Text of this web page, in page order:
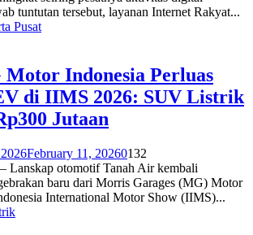
tuntutan tersebut, layanan Internet Rakyat...
Pusat
Indonesia Perluas
di IIMS 2026: SUV Listrik
Jutaan
February 11, 20260132
otomotif Tanah Air kembali
baru dari Morris Garages (MG) Motor
International Motor Show (IIMS)...